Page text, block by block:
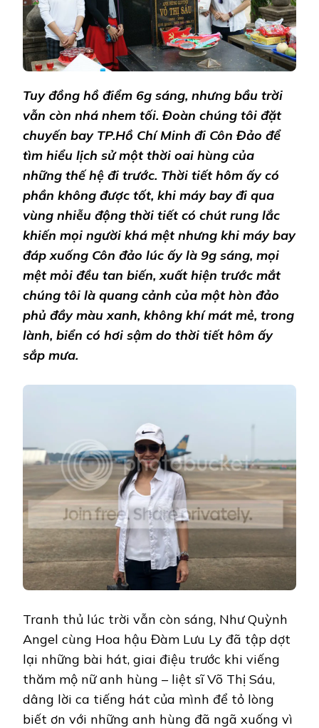
LỜI
CA
NƠI
CÔN
ĐẢO
Tuy đồng hồ điểm 6g sáng, nhưng bầu trời
vẫn còn nhá nhem tối. Đoàn chúng tôi đặt
chuyến bay TP.Hồ Chí Minh đi Côn Đảo để
tìm hiểu lịch sử một thời oai hùng của
những thế hệ đi trước. Thời tiết hôm ấy có
phần không được tốt, khi máy bay đi qua
vùng nhiễu động thời tiết có chút rung lắc
khiến mọi người khá mệt nhưng khi máy bay
đáp xuống Côn đảo lúc ấy là 9g sáng, mọi
mệt mỏi đều tan biến, xuất hiện trước mắt
chúng tôi là quang cảnh của một hòn đảo
phủ đầy màu xanh, không khí mát mẻ, trong
lành, biển có hơi sậm do thời tiết hôm ấy
sắp mưa.
Tranh thủ lúc trời vẫn còn sáng, Như Quỳnh
Angel cùng Hoa hậu Đàm Lưu Ly đã tập dợt
lại những bài hát, giai điệu trước khi viếng
thăm mộ nữ anh hùng – liệt sĩ Võ Thị Sáu,
dâng lời ca tiếng hát của mình để tỏ lòng
biết ơn với những anh hùng đã ngã xuống vì